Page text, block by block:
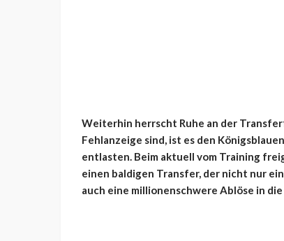
Weiterhin herrscht Ruhe an der
Fehlanzeige sind, ist es den
entlasten. Beim aktuell vom Training
einen baldigen Transfer, der nicht nur
auch eine millionenschwere Ablöse in